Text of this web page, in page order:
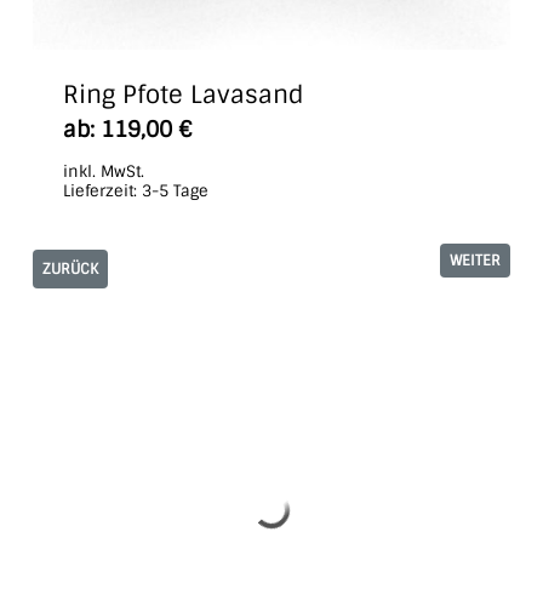
Ring Pfote Lavasand
ab: 119,00 €
inkl. MwSt.
Lieferzeit: 3-5 Tage
ZURÜCK WEITER